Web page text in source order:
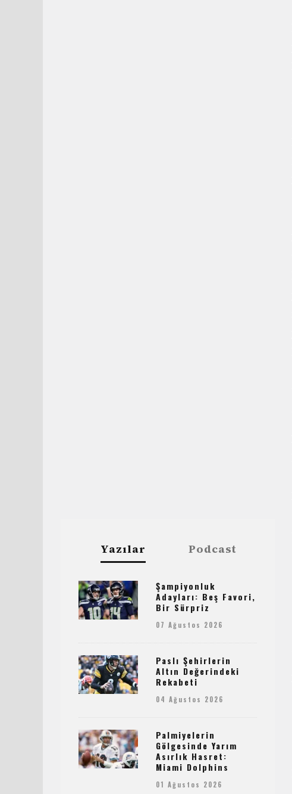
Yazılar Podcast
Şampiyonluk
Adayları: Beş Favori,
Bir Sürpriz
07 Ağustos 2026
Paslı Şehirlerin
Altın Değerindeki
Rekabeti
04 Ağustos 2026
Palmiyelerin
Gölgesinde Yarım
Asırlık Hasret:
Miami Dolphins
01 Ağustos 2026